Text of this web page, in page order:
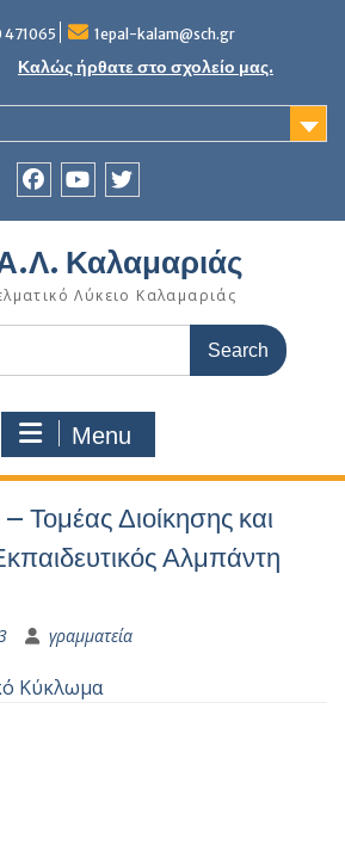
471065 1epal-kalam@sch.gr
Καλώς ήρθατε στο σχολείο μας.
Καλαμαριάς
Λύκειο Καλαμαριάς
Menu
Διοίκησης και
Αλμπάντη
γραμματεία
Κύκλωμα